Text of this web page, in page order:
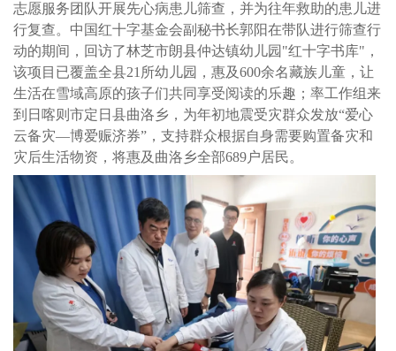
志愿服务团队开展先心病患儿筛查，并为往年救助的患儿进
行复查。中国红十字基金会副秘书长郭阳在带队进行筛查行
动的期间，回访了林芝市朗县仲达镇幼儿园"红十字书库"，
该项目已覆盖全县21所幼儿园，惠及600余名藏族儿童，让
生活在雪域高原的孩子们共同享受阅读的乐趣；率工作组来
到日喀则市定日县曲洛乡，为年初地震受灾群众发放“爱心
云备灾—博爱赈济券”，支持群众根据自身需要购置备灾和
灾后生活物资，将惠及曲洛乡全部689户居民。